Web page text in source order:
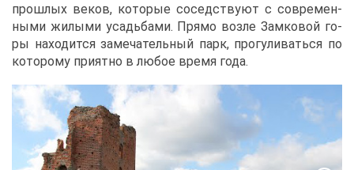
про­шлых ве­ков, ко­то­рые со­сед­ству­ют с со­вре­мен­
ны­ми жи­лы­ми усадь­ба­ми. Пря­мо воз­ле Зам­ко­вой го­
ры на­хо­дит­ся за­ме­ча­тель­ный парк, про­гу­ли­вать­ся по
ко­то­ро­му при­ят­но в лю­бое вре­мя го­да.